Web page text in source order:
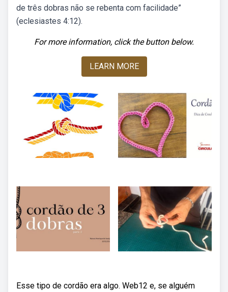
de três dobras não se rebenta com facilidade”
(eclesiastes 4:12).
For more information, click the button below.
LEARN MORE
Esse tipo de cordão era algo. Web12 e, se alguém